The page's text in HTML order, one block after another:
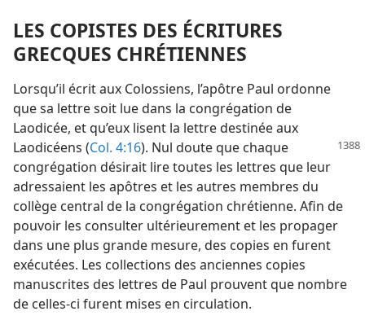
LES COPISTES DES ÉCRITURES
GRECQUES CHRÉTIENNES
Lorsqu’il écrit aux Colossiens, l’apôtre Paul ordonne
que sa lettre soit lue dans la congrégation de
Laodicée, et qu’eux lisent la lettre destinée aux
Laodicéens (Col. 4:16). Nul doute que chaque
congrégation désirait lire toutes les lettres que leur
adressaient les apôtres et les autres membres du
collège central de la congrégation chrétienne. Afin de
pouvoir les consulter ultérieurement et les propager
dans une plus grande mesure, des copies en furent
exécutées. Les collections des anciennes copies
manuscrites des lettres de Paul prouvent que nombre
de celles-ci furent mises en circulation.